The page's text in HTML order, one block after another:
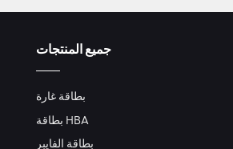
وشرائط كما هو الحال في التنسيق منخفض المستوى.
جميع المنتجات
بطاقة غارة
بطاقة HBA
بطاقة الفايبر